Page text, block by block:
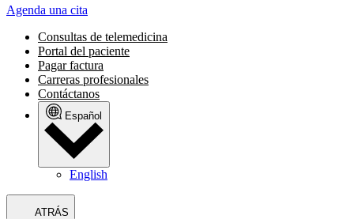
Agenda una cita
Consultas de telemedicina
Portal del paciente
Pagar factura
Carreras profesionales
Contáctanos
Español
English
ATRÁS